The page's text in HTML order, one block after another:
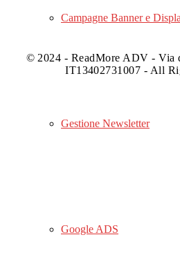
Campagne Banner e
Gestione Newsletter
Google ADS
© 2024 - ReadMore ADV - Via
IT13402731007 - All